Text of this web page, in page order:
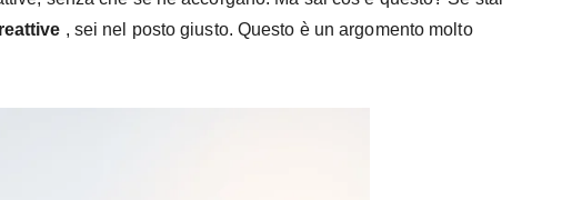
, sei nel posto giusto. Questo è un argomento molto